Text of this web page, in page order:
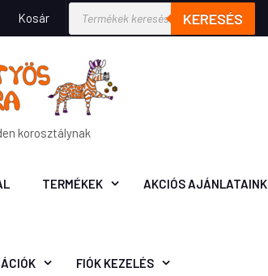
Kosár KERESÉS
korosztálynak
TERMÉKEK AKCIÓS AJÁNLATAINK
FIÓK KEZELÉS